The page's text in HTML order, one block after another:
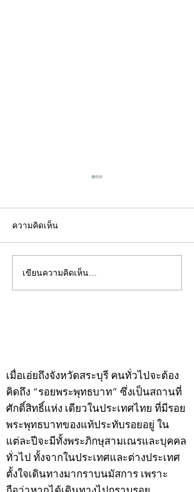
คอลัมน์"จับชีพจรวงการ
พระ"ประจำพุธที่ 29
ความคิดเห็น
เขียนความคิดเห็น…
เมื่อเอ่ยถึงจังหวัดสระบุรี คนทั่วไปจะต้อง
คิดถึง “รอยพระพุทธบาท” ซึ่งเป็นสถานที่
ศักดิ์สิทธิ์แห่ง เดียวในประเทศไทย ที่มีรอย
พระพุทธบาทของแท้ประทับรอยอยู่ ใน
แต่ละปีจะมีทั้งพระภิกษุสามเณรและบุคคล
ทั่วไป ทั้งจากในประเทศและต่างประเทศ
ตั้งใจเดินทางมากราบนมัสการ เพราะ